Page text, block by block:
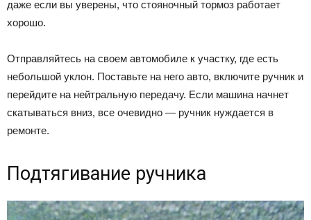
даже если вы уверены, что стояночный тормоз работает
хорошо.
Отправляйтесь на своем автомобиле к участку, где есть
небольшой уклон. Поставьте на него авто, включите ручник и
перейдите на нейтральную передачу. Если машина начнет
скатываться вниз, все очевидно — ручник нуждается в
ремонте.
Подтягивание ручника